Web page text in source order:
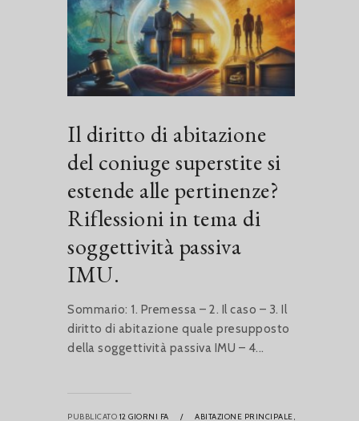
Il diritto di abitazione
del coniuge superstite si
estende alle pertinenze?
Riflessioni in tema di
soggettività passiva
IMU.
Sommario: 1. Premessa – 2. Il caso – 3. Il
diritto di abitazione quale presupposto
della soggettività passiva IMU – 4...
PUBBLICATO 12 GIORNI FA / ABITAZIONE PRINCIPALE,